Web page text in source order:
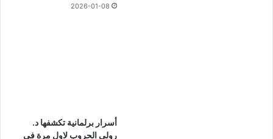
2026-01-08
أسرار برلمانية تكشفها د.
رولى الحروب لاول مرة في